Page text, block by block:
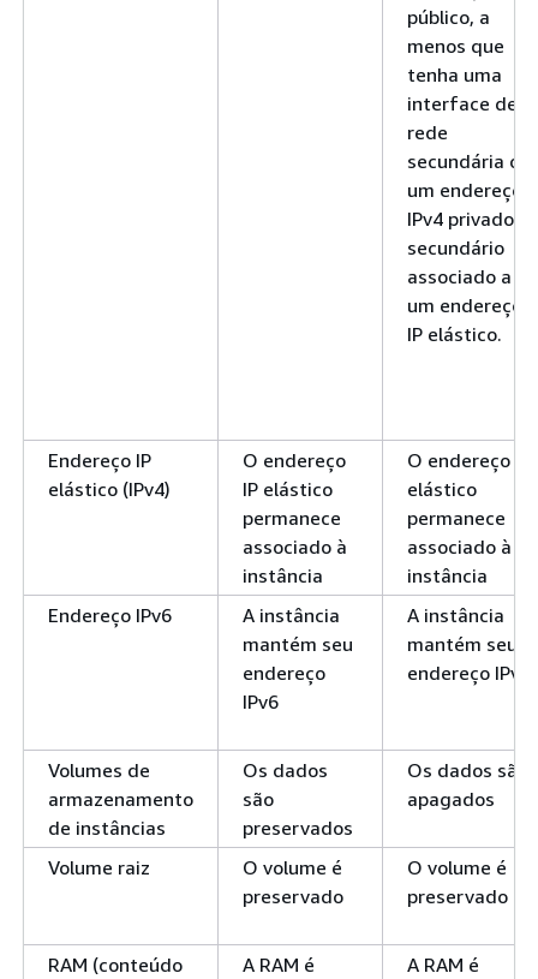
público, a
menos que
tenha uma
interface de
rede
secundária ou
um endereço
IPv4 privado
secundário
associado a
um endereço
IP elástico.
Endereço IP
elástico (IPv4)
O endereço
IP elástico
permanece
associado à
instância
O endereço IP
elástico
permanece
associado à
instância
Endereço IPv6
A instância
mantém seu
endereço
IPv6
A instância
mantém seu
endereço IPv6
Volumes de
armazenamento
de instâncias
Os dados
são
preservados
Os dados são
apagados
Volume raiz
O volume é
preservado
O volume é
preservado
RAM (conteúdo
A RAM é
A RAM é